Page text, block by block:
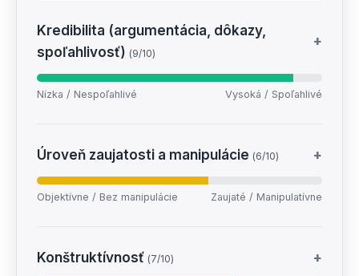
Kredibilita (argumentácia, dôkazy,
spoľahlivosť) (9/10)
+
Nízka / Nespoľahlivé Vysoká / Spoľahlivé
Úroveň zaujatosti a manipulácie (6/10) +
Objektívne / Bez manipulácie Zaujaté / Manipulatívne
Konštruktívnosť (7/10) +